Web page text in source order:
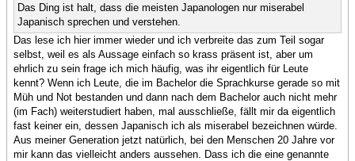
Das Ding ist halt, dass die meisten Japanologen nur miserabel
Japanisch sprechen und verstehen.
Das lese ich hier immer wieder und ich verbreite das zum Teil sogar
selbst, weil es als Aussage einfach so krass präsent ist, aber um
ehrlich zu sein frage ich mich häufig, was ihr eigentlich für Leute
kennt? Wenn ich Leute, die im Bachelor die Sprachkurse gerade so mit
Müh und Not bestanden und dann nach dem Bachelor auch nicht mehr
(im Fach) weiterstudiert haben, mal ausschließe, fällt mir da eigentlich
fast keiner ein, dessen Japanisch ich als miserabel bezeichnen würde.
Aus meiner Generation jetzt natürlich, bei den Menschen 20 Jahre vor
mir kann das vielleicht anders aussehen. Dass ich die eine genannte